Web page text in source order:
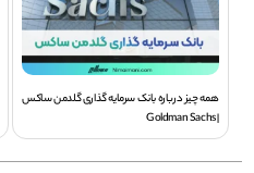
همه چیز درباره بانک سرمایه گذاری گلدمن ساکس
| Goldman Sachs